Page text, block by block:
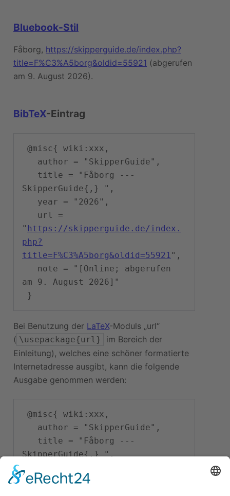
Bluebook-Stil
Fåborg, https://skipperguide.de/index.php?
title=F%C3%A5borg&oldid=55921 (abgerufen
am 9. August 2026).
BibTeX-Eintrag
SkipperGuide{,} ",
" https://skipperguide.de/index.
php?
title=F%C3%A5borg&oldid=55921",
am 9. August 2026]"
Bei Benutzung der LaTeX-Moduls „url“
( \usepackage{url}
im Bereich der
Einleitung), welches eine schöner formatierte
Internetadresse ausgibt, kann die folgende
Ausgabe genommen werden:
SkipperGuide{,} ",
   year = "2026",
   url =